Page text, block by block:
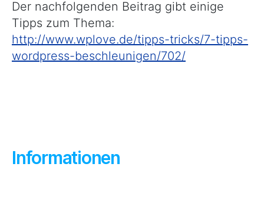
Der nachfolgenden Beitrag gibt einige
Tipps zum Thema:
http://www.wplove.de/tipps-tricks/7-tipps-
wordpress-beschleunigen/702/
Informationen